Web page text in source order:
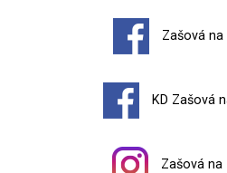
Zašová
KD Zašová
Zašová na